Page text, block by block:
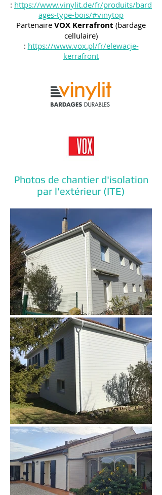
: https://www.vinylit.de/fr/produits/bard
ages-type-bois/#vinytop
Partenaire VOX Kerrafront (bardage
cellulaire)
: https://www.vox.pl/fr/elewacje-
kerrafront
Photos de chantier d'isolation
par l'extérieur (ITE)